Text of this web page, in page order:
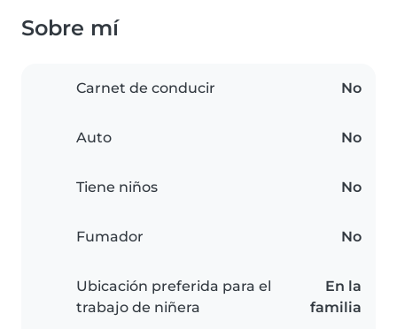
Sobre mí
Carnet de conducir No
Auto No
Tiene niños No
Fumador No
Ubicación preferida para el
trabajo de niñera
En la
familia